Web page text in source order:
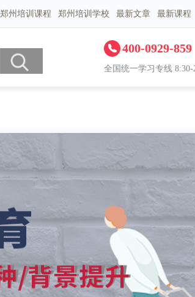
郑州培训课程 郑州培训学校 最新文章 最新课程
400-0929-859
全国统一学习专线 8:30-